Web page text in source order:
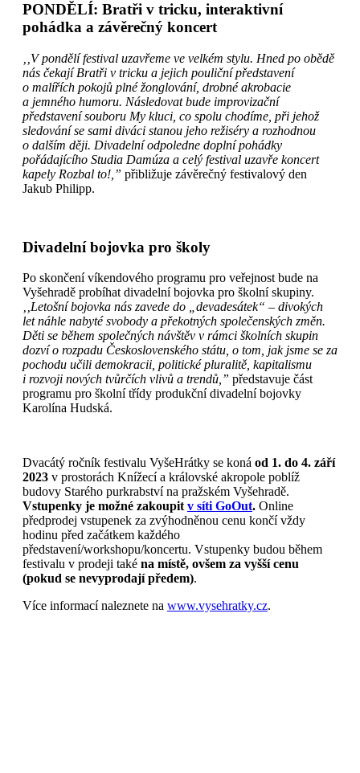
PONDĚLÍ: Bratři v tricku, interaktivní
pohádka a závěrečný koncert
‚‚V pondělí festival uzavřeme ve velkém stylu. Hned po obědě
nás čekají Bratři v tricku a jejich pouliční představení
o malířích pokojů plné žonglování, drobné akrobacie
a jemného humoru. Následovat bude improvizační
představení souboru My kluci, co spolu chodíme, při jehož
sledování se sami diváci stanou jeho režiséry a rozhodnou
o dalším ději. Divadelní odpoledne doplní pohádky
pořádajícího Studia Damúza a celý festival uzavře koncert
kapely Rozbal to!,” přibližuje závěrečný festivalový den
Jakub Philipp.
Divadelní bojovka pro školy
Po skončení víkendového programu pro veřejnost bude na
Vyšehradě probíhat divadelní bojovka pro školní skupiny.
‚‚Letošní bojovka nás zavede do „devadesátek“ – divokých
let náhle nabyté svobody a překotných společenských změn.
Děti se během společných návštěv v rámci školních skupin
dozví o rozpadu Československého státu, o tom, jak jsme se za
pochodu učili demokracii, politické pluralitě, kapitalismu
i rozvoji nových tvůrčích vlivů a trendů,” představuje část
programu pro školní třídy produkční divadelní bojovky
Karolína Hudská.
Dvacátý ročník festivalu VyšeHrátky se koná od 1. do 4. září
2023v prostorách Knížecí a královské akropole poblíž
budovy Starého purkrabství na pražském Vyšehradě.
Vstupenky je možné zakoupit v síti GoOut.Online
předprodej vstupenek za zvýhodněnou cenu končí vždy
hodinu před začátkem každého
představení/workshopu/koncertu. Vstupenky budou během
festivalu v prodeji také na místě, ovšem za vyšší cenu
(pokud se nevyprodají předem).
Více informací naleznete na www.vysehratky.cz.